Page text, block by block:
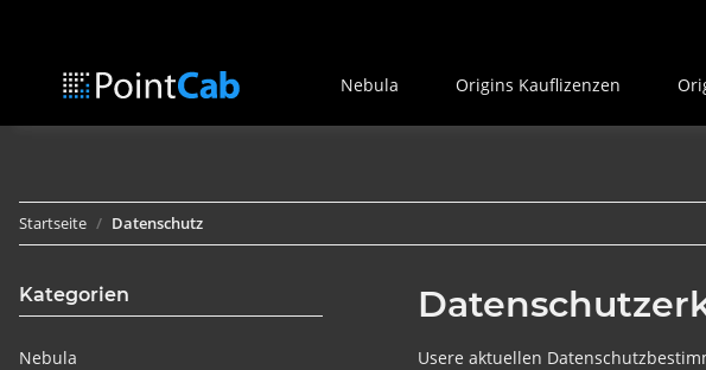
Nebula Origins Kauflizenzen
Startseite Datenschutz
Usere aktuellen
Kategorien
Nebula